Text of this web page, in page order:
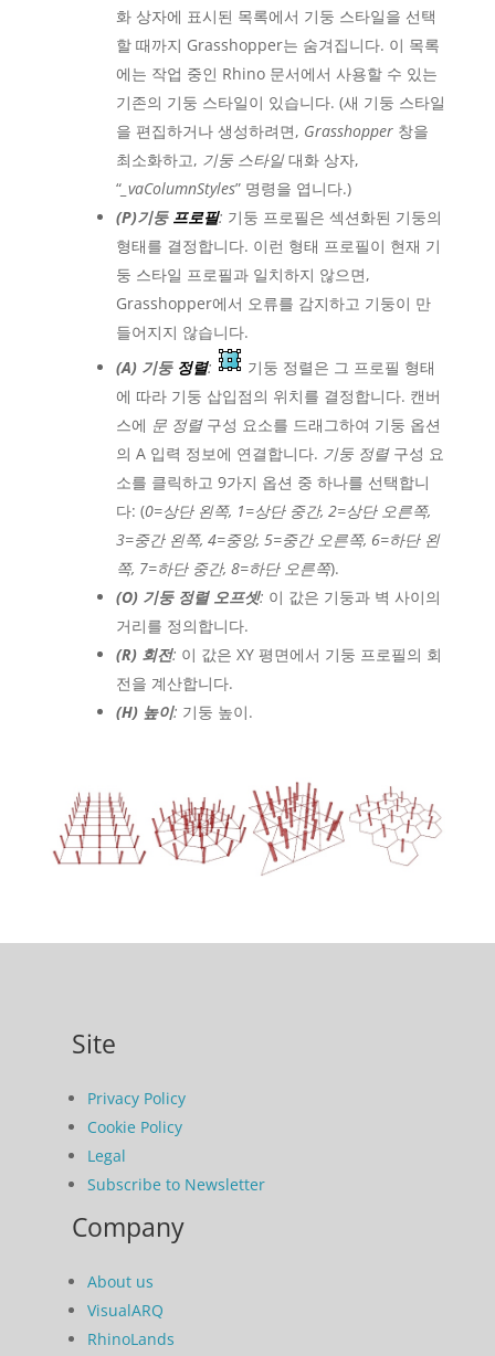
화 상자에 표시된 목록에서 기둥 스타일을 선택
할 때까지 Grasshopper는 숨겨집니다. 이 목록
에는 작업 중인 Rhino 문서에서 사용할 수 있는
기존의 기둥 스타일이 있습니다. (새 기둥 스타일
을 편집하거나 생성하려면, Grasshopper창을
최소화하고, 기둥 스타일대화 상자,
“_vaColumnStyles” 명령을 엽니다.)
(P)기둥 프로필: 기둥 프로필은 섹션화된 기둥의
형태를 결정합니다. 이런 형태 프로필이 현재 기
둥 스타일 프로필과 일치하지 않으면,
Grasshopper에서 오류를 감지하고 기둥이 만
들어지지 않습니다.
(A) 기둥 정렬:
기둥 정렬은 그 프로필 형태
에 따라 기둥 삽입점의 위치를 ​​결정합니다. 캔버
스에 문 정렬구성 요소를 드래그하여 기둥 옵션
의 A 입력 정보에 연결합니다. 기둥 정렬구성 요
소를 클릭하고 9가지 옵션 중 하나를 선택합니
다: (0=상단 왼쪽, 1=상단 중간, 2=상단 오른쪽,
3=중간 왼쪽, 4=중앙, 5=중간 오른쪽, 6=하단 왼
쪽, 7=하단 중간, 8=하단 오른쪽).
(O) 기둥 정렬 오프셋: 이 값은 기둥과 벽 사이의
거리를 정의합니다.
(R) 회전: 이 값은 XY 평면에서 기둥 프로필의 회
전을 계산합니다.
(H) 높이: 기둥 높이.
Site
Privacy Policy
Cookie Policy
Legal
Subscribe to Newsletter
Company
About us
VisualARQ
RhinoLands